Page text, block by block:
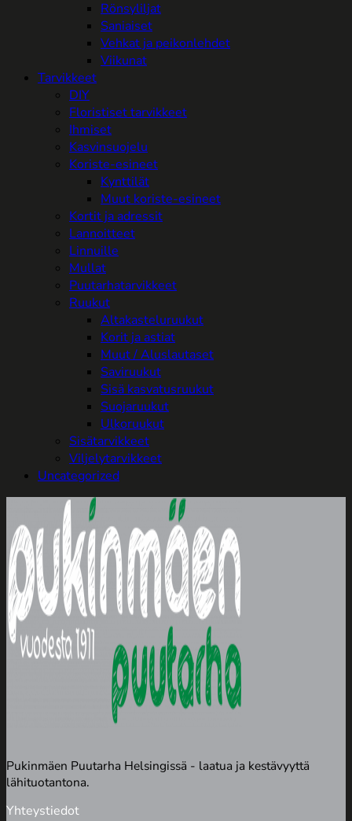
Rönsyliljat
Saniaiset
Vehkat ja peikonlehdet
Viikunat
Tarvikkeet
DIY
Floristiset tarvikkeet
Ihmiset
Kasvinsuojelu
Koriste-esineet
Kynttilät
Muut koriste-esineet
Kortit ja adressit
Lannoitteet
Linnuille
Mullat
Puutarhatarvikkeet
Ruukut
Altakasteluruukut
Korit ja astiat
Muut / Aluslautaset
Saviruukut
Sisä kasvatusruukut
Suojaruukut
Ulkoruukut
Sisätarvikkeet
Viljelytarvikkeet
Uncategorized
Pukinmäen Puutarha Helsingissä - laatua ja kestävyyttä
lähituotantona.
Yhteystiedot